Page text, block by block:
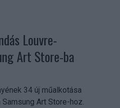
Louvre-
Art Store-ba
34 új műalkotása
Art Store-hoz.